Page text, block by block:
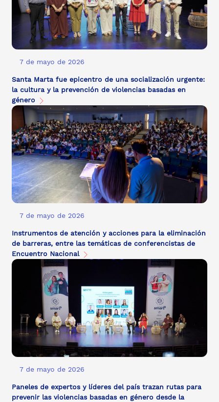
7 de mayo de 2026
Santa Marta fue epicentro de una socialización urgente:
la cultura y la prevención de violencias basadas en
género
7 de mayo de 2026
Instrumentos de atención y acciones para la eliminación
de barreras, entre las temáticas de conferencistas de
Encuentro Nacional
7 de mayo de 2026
Paneles de expertos y líderes del país trazan rutas para
prevenir las violencias basadas en género desde la